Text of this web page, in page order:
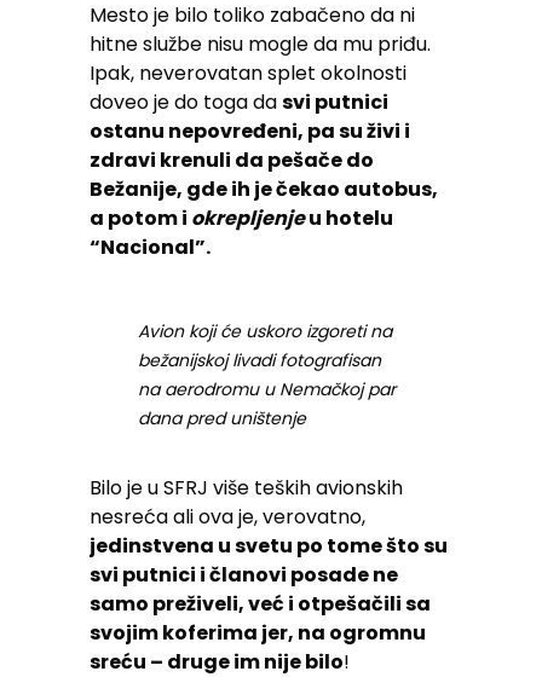
Mesto je bilo toliko zabačeno da ni
hitne službe nisu mogle da mu priđu.
Ipak, neverovatan splet okolnosti
doveo je do toga dasvi putnici
ostanu nepovređeni, pa su živi i
zdravi krenuli da pešače do
Bežanije, gde ih je čekao autobus,
a potom i okrepljenjeu hotelu
“Nacional”.
Avion koji će uskoro izgoreti na
bežanijskoj livadi fotografisan
na aerodromu u Nemačkoj par
dana pred uništenje
Bilo je u SFRJ više teških avionskih
nesreća ali ova je, verovatno,
jedinstvena u svetu po tome što su
svi putnici i članovi posade ne
samo preživeli, već i otpešačili sa
svojim koferima jer, na ogromnu
sreću – druge im nije bilo!